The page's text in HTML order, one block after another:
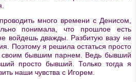
много времени с Денисом,
понимала, что прошлое есть
войдешь дважды. Разбитую вазу не
Поэтому я решила остаться просто
своим бывшим парнем. Ведь бывший
просто бывший. Только тогда я
наши чувства с Игорем.